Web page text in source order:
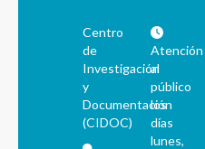
Centro
de
Investigación
y
Documentación
(CIDOC)
Atención
al
público
los
días
lunes,